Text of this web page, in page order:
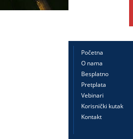
Početna
O nama
Besplatno
Pretplata
Vebinari
Korisnički kutak
Kontakt